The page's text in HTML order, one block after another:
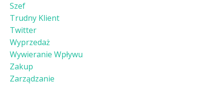
Szef
Trudny Klient
Twitter
Wyprzedaż
Wywieranie Wpływu
Zakup
Zarządzanie